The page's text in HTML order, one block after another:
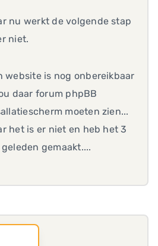
nu werkt de volgende stap
niet.
website is nog onbereikbaar
daar forum phpBB
moeten zien...
het is er niet en heb het 3
gemaakt....